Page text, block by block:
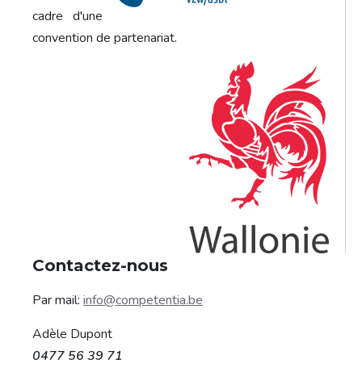
cadre d'une
convention de partenariat.
Contactez-nous
Par mail: info@competentia.be
Adèle Dupont
0477 56 39 71